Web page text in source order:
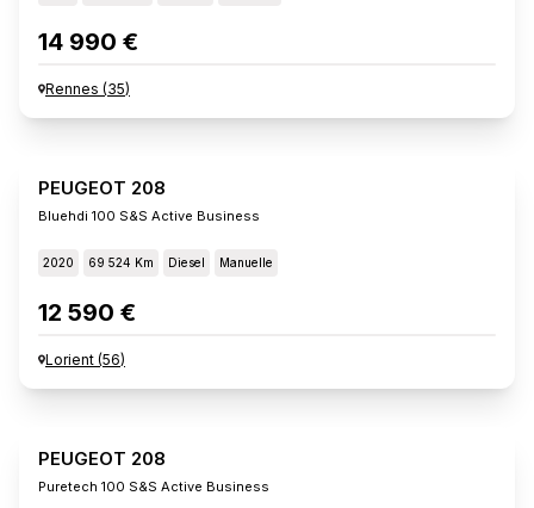
14 990 €
Rennes (35)
PEUGEOT 208
Bluehdi 100 S&s Active Business
2020 69 524 Km Diesel Manuelle
12 590 €
Lorient (56)
PEUGEOT 208
Puretech 100 S&s Active Business